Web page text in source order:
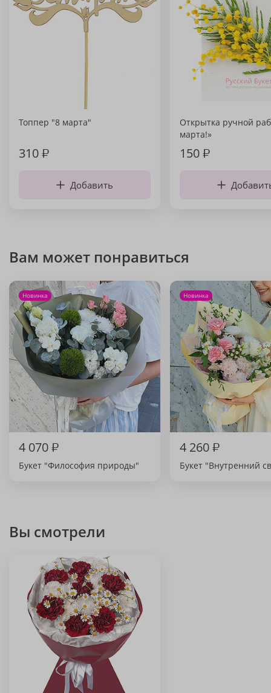
Топпер "8 марта"
310₽
Добавить
Открытка ручной
марта!»
150₽
Вам может понравиться
Новинка
4 070₽
Букет "Философия природы"
Новинка
4 260₽
Букет "Внутренний
Вы смотрели